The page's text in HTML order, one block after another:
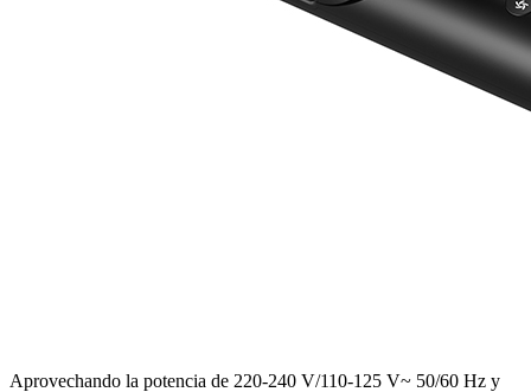
Aprovechando la potencia de 220-240 V/110-125 V~ 50/60 Hz y